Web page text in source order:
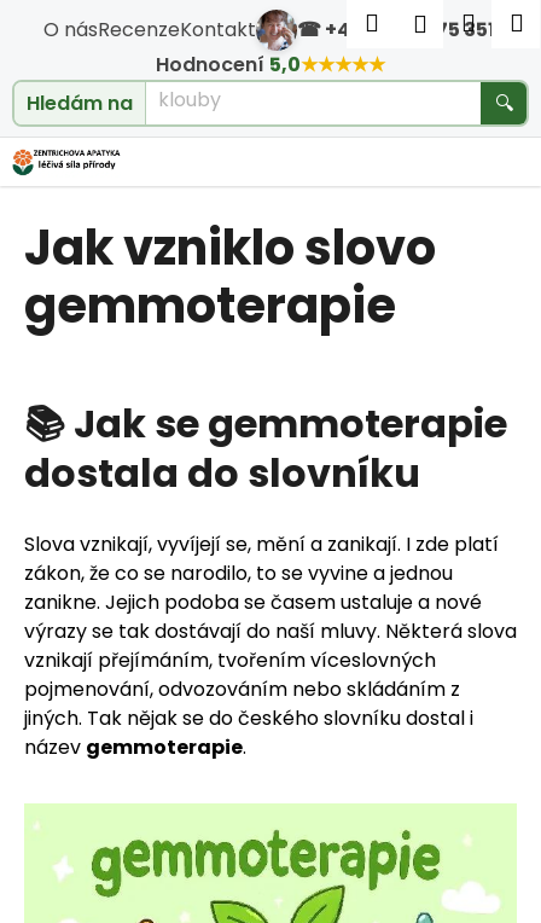
O násRecenzeKontakt ☎ +420 604 475 351
Hodnocení 5,0★★★★★
Hledám na
cholesterol 🔍
Hledat
Jak vzniklo slovo
gemmoterapie
📚 Jak se gemmoterapie
dostala do slovníku
Slova vznikají, vyvíjejí se, mění a zanikají. I zde platí
zákon, že co se narodilo, to se vyvine a jednou
zanikne. Jejich podoba se časem ustaluje a nové
výrazy se tak dostávají do naší mluvy. Některá slova
vznikají přejímáním, tvořením víceslovných
pojmenování, odvozováním nebo skládáním z
jiných. Tak nějak se do českého slovníku dostal i
název gemmoterapie.
Košík
C
o
p
o
t
ř
e
b
u
j
e
t
e
n
a